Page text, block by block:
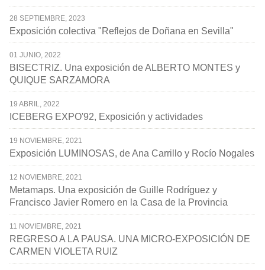
28 SEPTIEMBRE, 2023
Exposición colectiva "Reflejos de Doñana en Sevilla"
01 JUNIO, 2022
BISECTRIZ. Una exposición de ALBERTO MONTES y
QUIQUE SARZAMORA
19 ABRIL, 2022
ICEBERG EXPO'92, Exposición y actividades
19 NOVIEMBRE, 2021
Exposición LUMINOSAS, de Ana Carrillo y Rocío Nogales
12 NOVIEMBRE, 2021
Metamaps. Una exposición de Guille Rodríguez y
Francisco Javier Romero en la Casa de la Provincia
11 NOVIEMBRE, 2021
REGRESO A LA PAUSA. UNA MICRO-EXPOSICIÓN DE
CARMEN VIOLETA RUIZ